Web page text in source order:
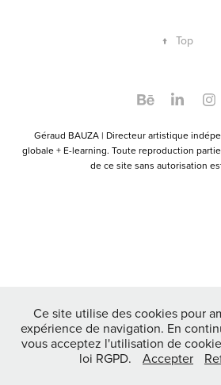
↑ Top
Géraud BAUZA | Directeur artistique
globale + E-learning. Toute reproduction
de ce site sans autorisation
Ce site utilise des cookies pour
expérience de navigation. En
vous acceptez l'utilisation de
loi RGPD.
Accepter